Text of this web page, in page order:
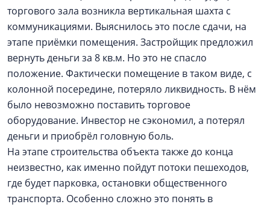
торгового зала возникла вертикальная шахта с
коммуникациями. Выяснилось это после сдачи, на
этапе приёмки помещения. Застройщик предложил
вернуть деньги за 8 кв.м. Но это не спасло
положение. Фактически помещение в таком виде, с
колонной посередине, потеряло ликвидность. В нём
было невозможно поставить торговое
оборудование. Инвестор не сэкономил, а потерял
деньги и приобрёл головную боль.
На этапе строительства объекта также до конца
неизвестно, как именно пойдут потоки пешеходов,
где будет парковка, остановки общественного
транспорта. Особенно сложно это понять в